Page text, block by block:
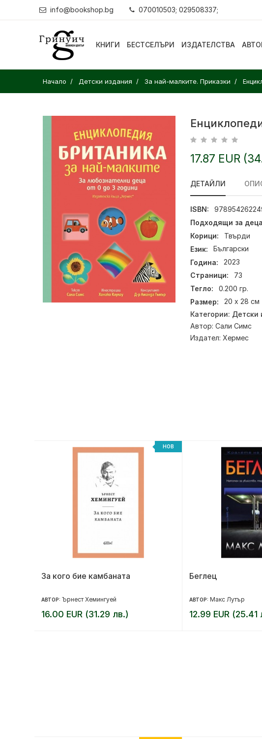
info@bookshop.bg 070010503; 029508337;
КНИГИ БЕСТСЕЛЪРИ ИЗДАТЕЛСТВА
Начало Детски издания За най-малките. Приказки
17.87 EUR
ДЕТАЙЛИ
ISBN:
Подходящи за
Корици:
Твърди
Език:
Български
Година:
2023
Страници:
73
Тегло:
0.200 гр.
Размер:
20 х 28 см
Категории: Детски
Автор: Сали Симс
Издател: Хермес
НОВ
За кого бие камбаната
АВТОР: Ърнест Хемингуей
16.00 EUR (31.29 лв.)
Беглец
АВТОР: Макс Лутър
12.99 EUR (25.41